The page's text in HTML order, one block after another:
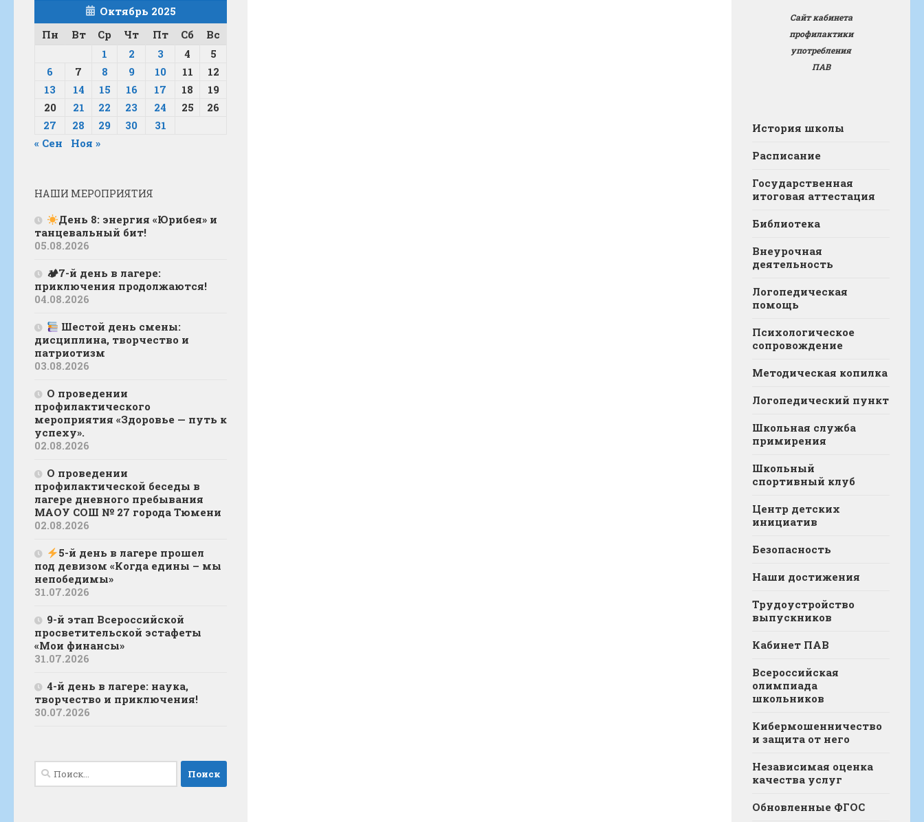
Октябрь 2025
Пн
Вт Ср Чт Пт Сб
Вс
1
2 3 4
5
6
7 8 9 10 11
12
13
14 15 16 17 18
19
20
21 22 23 24 25
26
27
28 29 30
31
« Сен
Ноя »
НАШИ МЕРОПРИЯТИЯ
День 8: энергия «Юрибея» и
танцевальный бит!
05.08.2026
🏕7-й день в лагере:
приключения продолжаются!
04.08.2026
Шестой день смены:
дисциплина, творчество и
патриотизм
03.08.2026
О проведении
профилактического
мероприятия «Здоровье — путь к
успеху».
02.08.2026
О проведении
профилактической беседы в
лагере дневного пребывания
МАОУ СОШ № 27 города Тюмени
02.08.2026
5-й день в лагере прошел
под девизом «Когда едины – мы
непобедимы»
31.07.2026
9-й этап Всероссийской
просветительской эстафеты
«Мои финансы»
31.07.2026
4-й день в лагере: наука,
творчество и приключения!
30.07.2026
Найти:
Сайт кабинета
профилактики
употребления
ПАВ
История школы
Расписание
Государственная
итоговая аттестация
Библиотека
Внеурочная
деятельность
Логопедическая
помощь
Психологическое
сопровождение
Методическая копилка
Логопедический пункт
Школьная служба
примирения
Школьный
спортивный клуб
Центр детских
инициатив
Безопасность
Наши достижения
Трудоустройство
выпускников
Кабинет ПАВ
Всероссийская
олимпиада
школьников
Кибермошенничество
и защита от него
Независимая оценка
качества услуг
Обновленные ФГОС